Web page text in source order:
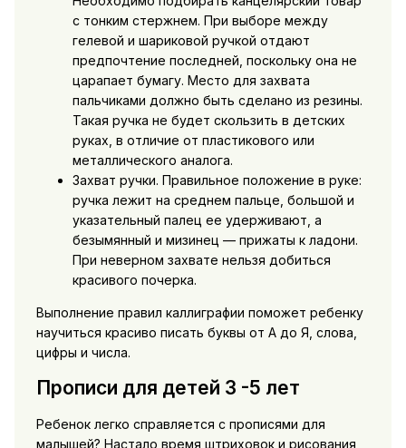
с тонким стержнем. При выборе между
гелевой и шариковой ручкой отдают
предпочтение последней, поскольку она не
царапает бумагу. Место для захвата
пальчиками должно быть сделано из резины.
Такая ручка не будет скользить в детских
руках, в отличие от пластикового или
металлического аналога.
Захват ручки. Правильное положение в руке:
ручка лежит на среднем пальце, большой и
указательный палец ее удерживают, а
безымянный и мизинец — прижаты к ладони.
При неверном захвате нельзя добиться
красивого почерка.
Выполнение правил каллиграфии поможет ребенку
научиться красиво писать буквы от А до Я, слова,
цифры и числа.
Прописи для детей 3 -5 лет
Ребенок легко справляется с прописями для
малышей? Настало время штриховок и рисования